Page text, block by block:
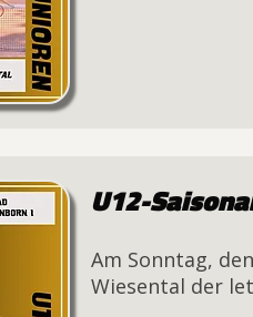
U12-
Am Sonntag,
Wiesental der